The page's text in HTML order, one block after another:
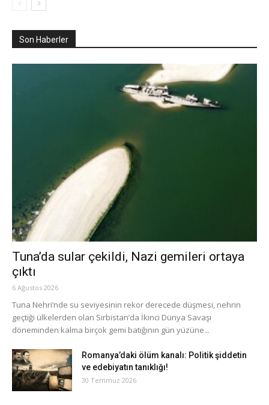
Son Haberler
Tuna’da sular çekildi, Nazi gemileri ortaya
çıktı
6 Ağustos 2026
Tuna Nehri’nde su seviyesinin rekor derecede düşmesi, nehrin
geçtiği ülkelerden olan Sırbistan’da İkinci Dünya Savaşı
döneminden kalma birçok gemi batığının gün yüzüne...
Romanya’daki ölüm kanalı: Politik şiddetin
ve edebiyatın tanıklığı!
30 Temmuz 2026